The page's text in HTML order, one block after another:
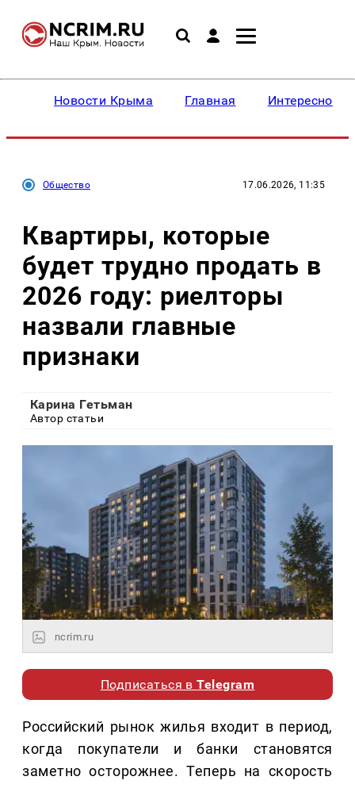
Новости Крыма Главная Интересное
Общество 17.06.2026, 11:35
Квартиры, которые
будет трудно продать в
2026 году: риелторы
назвали главные
признаки
Карина Гетьман
Автор статьи
ncrim.ru
Подписаться вTelegram
Российский рынок жилья входит в период,
когда покупатели и банки становятся
заметно осторожнее. Теперь на скорость